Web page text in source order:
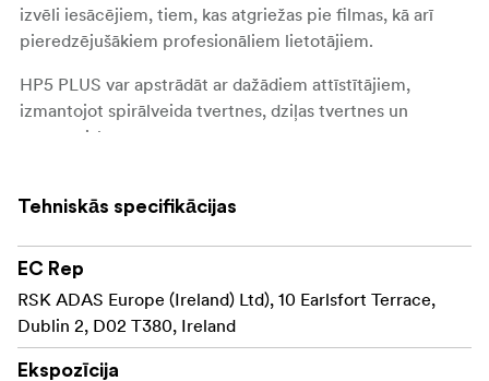
izvēli iesācējiem, tiem, kas atgriežas pie filmas, kā arī
pieredzējušākiem profesionāliem lietotājiem.
HP5 PLUS var apstrādāt ar dažādiem attīstītājiem,
izmantojot spirālveida tvertnes, dziļas tvertnes un
automātiskos procesorus.
Plašs ekspozīcijas diapazons.
Viens no Ilford klasiskajiem fotoaparātiem.
Ilford HP5 PLUS ir pieejama 35 mm, 35 mm neiesaiņotā,
120 mm, 9x12 cm, 4x5", 4,75x6,5", 5x7" un 8x10" lokšņu
formātā.
Tehniskās specifikācijas
EC Rep
RSK ADAS Europe (Ireland) Ltd), 10 Earlsfort Terrace,
Dublin 2, D02 T380, Ireland
Ekspozīcija